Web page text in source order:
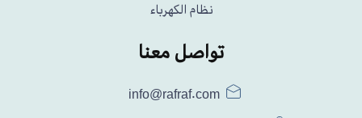
نظام الكهرباء
تواصل معنا
info@rafraf.com